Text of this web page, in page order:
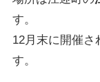
す。
12月末に開催
す。